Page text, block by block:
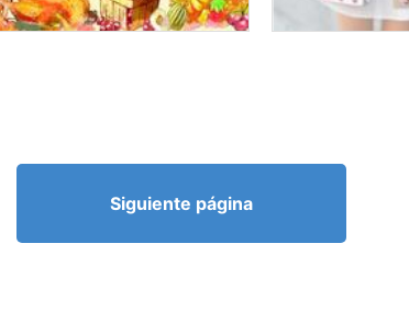
Siguiente página